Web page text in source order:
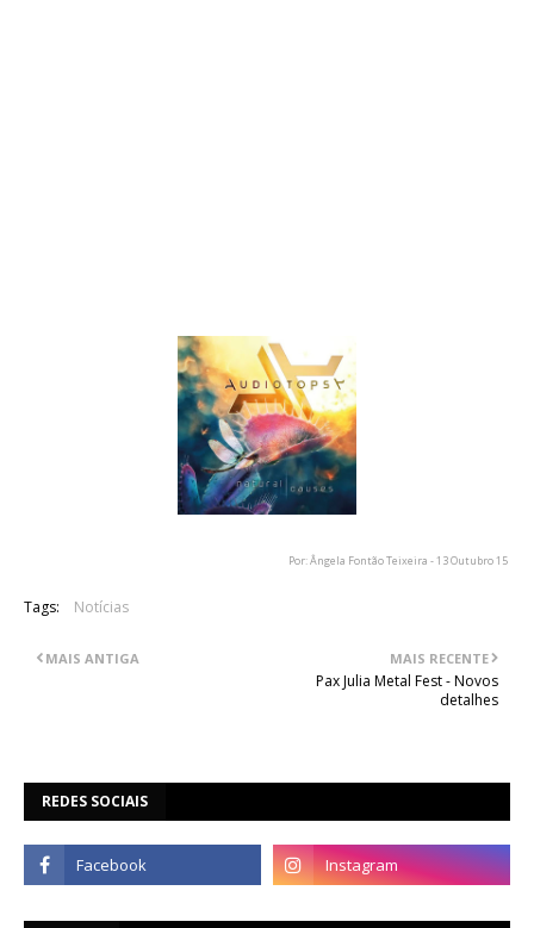
Por: Ângela Fontão Teixeira - 13 Outubro 15
Tags: Notícias
MAIS RECENTE
Pax Julia Metal Fest - Novos
detalhes
MAIS ANTIGA
REDES SOCIAIS